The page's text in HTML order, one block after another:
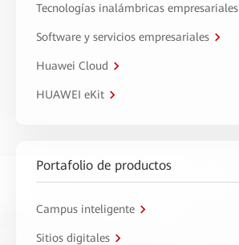
Tecnologías inalámbricas empresariales
Software y servicios empresariales
Huawei Cloud
HUAWEI eKit
Portafolio de productos
Campus inteligente
Sitios digitales